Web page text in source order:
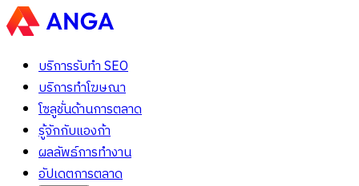
บริการรับทำ SEO
บริการทำโฆษณา
โซลูชั่นด้านการตลาด
รู้จักกับแองก้า
ผลลัพธ์การทำงาน
อัปเดตการตลาด